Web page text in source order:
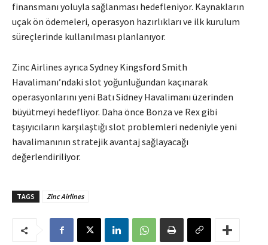
finansmanı yoluyla sağlanması hedefleniyor. Kaynakların
uçak ön ödemeleri, operasyon hazırlıkları ve ilk kurulum
süreçlerinde kullanılması planlanıyor.
Zinc Airlines ayrıca Sydney Kingsford Smith
Havalimanı’ndaki slot yoğunluğundan kaçınarak
operasyonlarını yeni Batı Sidney Havalimanı üzerinden
büyütmeyi hedefliyor. Daha önce Bonza ve Rex gibi
taşıyıcıların karşılaştığı slot problemleri nedeniyle yeni
havalimanının stratejik avantaj sağlayacağı
değerlendiriliyor.
TAGS Zinc Airlines